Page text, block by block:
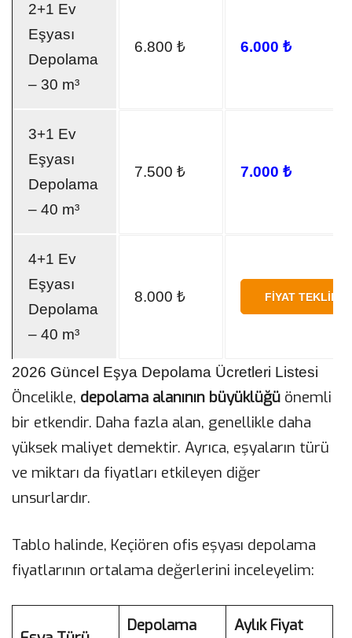
2+1 Ev
Eşyası
Depolama
– 30 m³
6.800 ₺ 6.000 ₺
3+1 Ev
Eşyası
Depolama
– 40 m³
7.500 ₺ 7.000 ₺
4+1 Ev
Eşyası
Depolama
– 40 m³
8.000 ₺ FIYAT TEKLIFI
2026 Güncel Eşya Depolama Ücretleri Listesi
Öncelikle, depolama alanının büyüklüğü önemli
bir etkendir. Daha fazla alan, genellikle daha
yüksek maliyet demektir. Ayrıca, eşyaların türü
ve miktarı da fiyatları etkileyen diğer
unsurlardır.
Tablo halinde, Keçiören ofis eşyası depolama
fiyatlarının ortalama değerlerini inceleyelim:
Depolama
Aylık Fiyat